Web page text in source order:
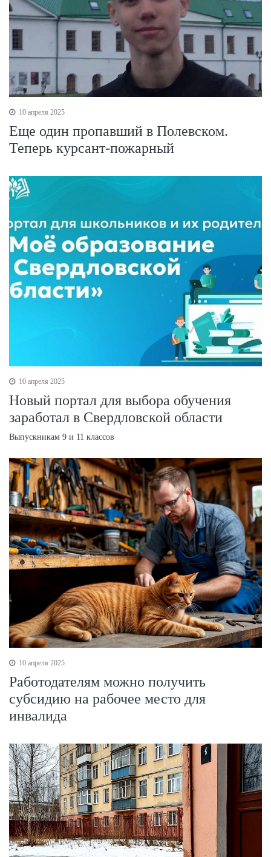
10 апреля 2025
Еще один пропавший в Полевском.
Теперь курсант-пожарный
10 апреля 2025
Новый портал для выбора обучения
заработал в Свердловской области
Выпускникам 9 и 11 классов
10 апреля 2025
Работодателям можно получить
субсидию на рабочее место для
инвалида